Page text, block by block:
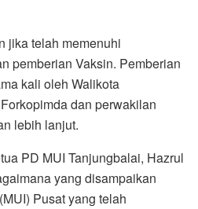
jika telah memenuhi
pemberian Vaksin. Pemberian
kali oleh Walikota
dan perwakilan
lebih lanjut.
PD MUI Tanjungbalai, Hazrul
yang disampaikan
Pusat yang telah